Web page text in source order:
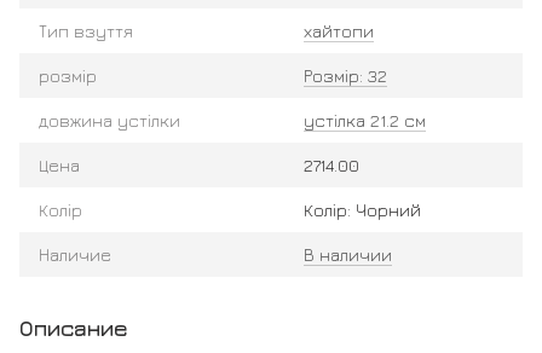
Тип взуття хайтопи
розмір Розмір: 32
довжина устілки устілка 21.2 см
Цена 2714.00
Колір Колір: Чорний
Наличие В наличии
Описание